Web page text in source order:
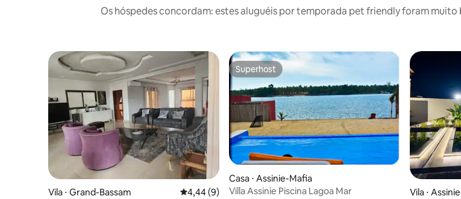
Os hóspedes concordam: estes aluguéis por temporada pet friendly foram
Vila ⋅ Grand-Bassam 4,44 de uma avaliação média de 5, 9 avaliações
4,44 (9)
Superhost
Superhost
Casa ⋅ Assinie-Mafia
Villa Assinie Piscina Lagoa Mar
Vila ⋅